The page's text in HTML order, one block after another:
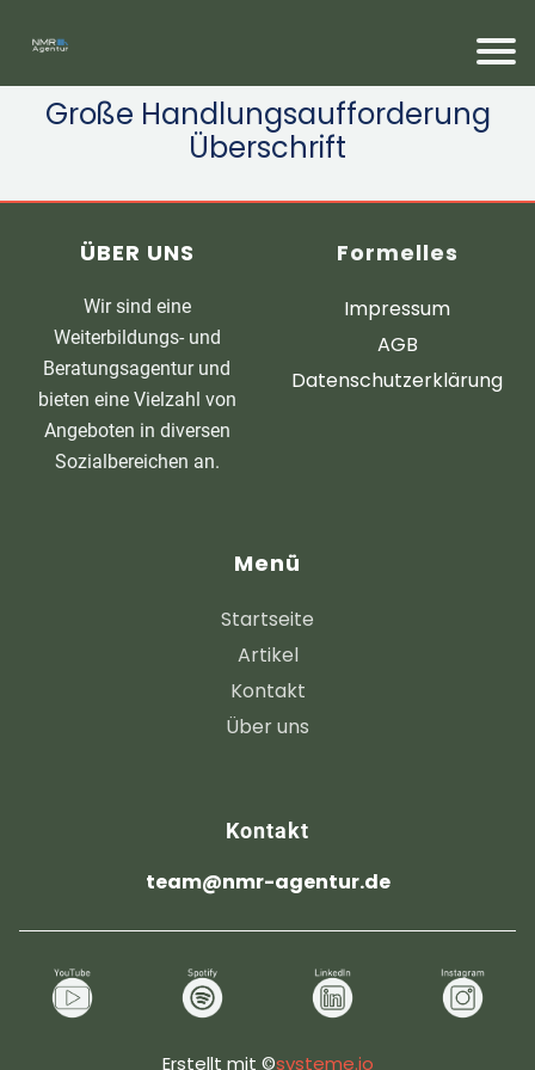
Große Handlungsaufforderung
Überschrift
ÜBER UNS
Wir sind eine
Weiterbildungs- und
Beratungsagentur und
bieten eine Vielzahl von
Angeboten in diversen
Sozialbereichen an.
Formelles
Impressum
AGB
Datenschutzerklärung
Menü
Startseite
Artikel
Kontakt
Über uns
Kontakt
team@nmr-agentur.de
Erstellt mit ©systeme.io